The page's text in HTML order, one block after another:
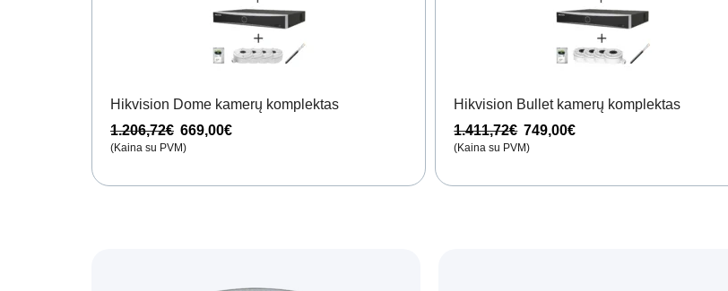
Hikvision Dome kamerų komplektas
1.206,72€ 669,00€
(Kaina su PVM)
Hikvision Bullet kamerų komplektas
1.411,72€ 749,00€
(Kaina su PVM)